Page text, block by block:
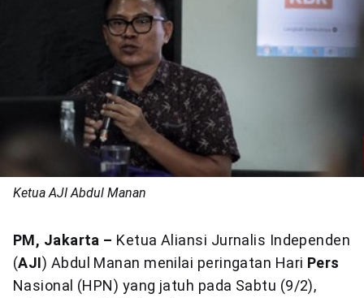
Ketua AJI Abdul Manan
PM, Jakarta – Ketua Aliansi Jurnalis Independen
(AJI) Abdul Manan menilai peringatan Hari Pers
Nasional (HPN) yang jatuh pada Sabtu (9/2),